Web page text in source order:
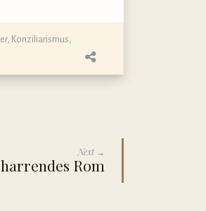
, Konziliarismus
Next →
Rom